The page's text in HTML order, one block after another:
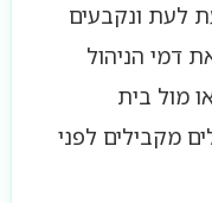
לעת ונקבעים
דמי הניהול
מול בית
מקבילים לפני